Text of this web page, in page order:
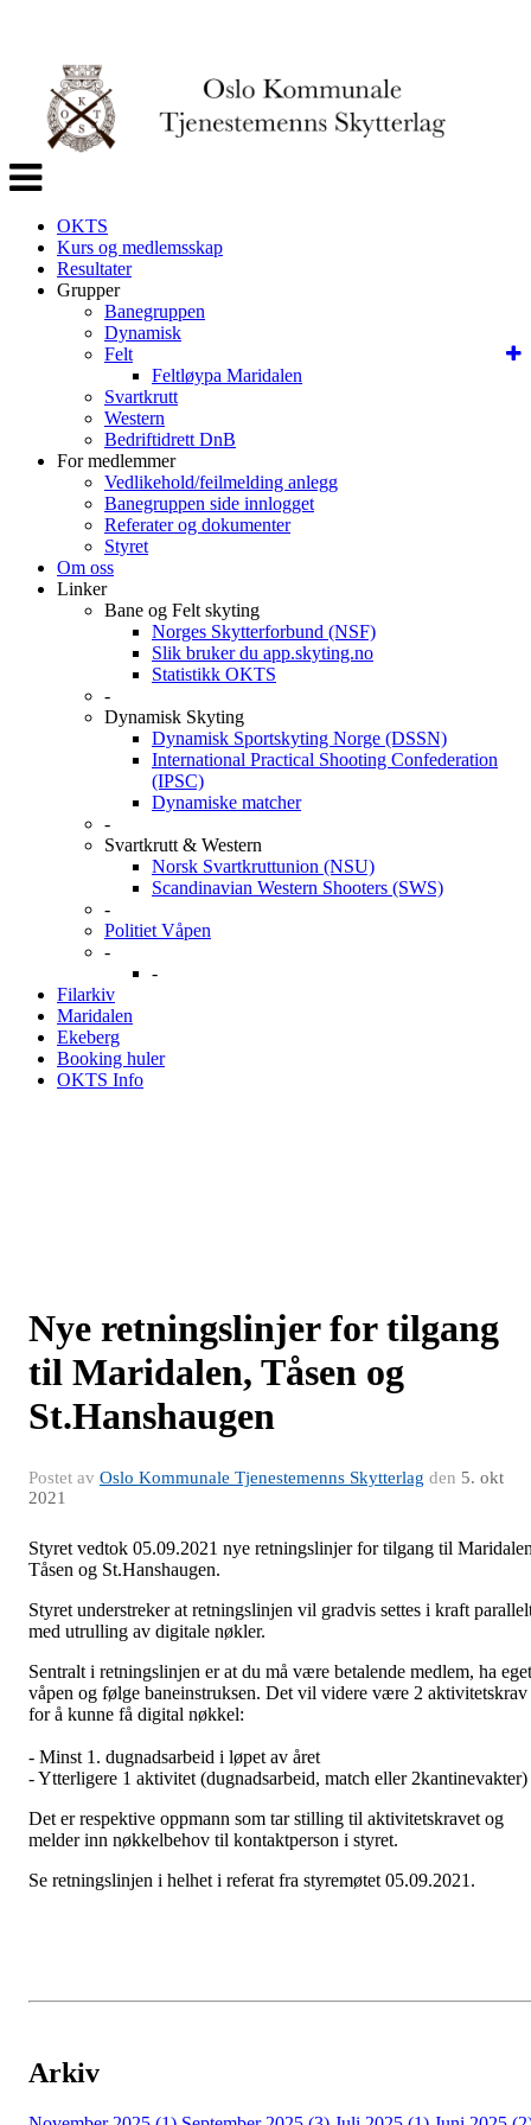
Veksle
navigasjon
OKTS
Kurs og medlemsskap
Resultater
Grupper
Banegruppen
Dynamisk
Felt
Feltløypa Maridalen
Svartkrutt
Western
Bedriftidrett DnB
For medlemmer
Vedlikehold/feilmelding anlegg
Banegruppen side innlogget
Referater og dokumenter
Styret
Om oss
Linker
Bane og Felt skyting
Norges Skytterforbund (NSF)
Slik bruker du app.skyting.no
Statistikk OKTS
-
Dynamisk Skyting
Dynamisk Sportskyting Norge (DSSN)
International Practical Shooting Confederation
(IPSC)
Dynamiske matcher
-
Svartkrutt & Western
Norsk Svartkruttunion (NSU)
Scandinavian Western Shooters (SWS)
-
Politiet Våpen
-
-
Filarkiv
Maridalen
Ekeberg
Booking huler
OKTS Info
Nye retningslinjer for tilgang
til Maridalen, Tåsen og
St.Hanshaugen
Postet av Oslo Kommunale Tjenestemenns Skytterlag den 5. okt
2021
Styret vedtok 05.09.2021 nye retningslinjer for tilgang til
Tåsen og St.Hanshaugen.
Styret understreker at retningslinjen vil gradvis settes i kraft
med utrulling av digitale nøkler.
Sentralt i retningslinjen er at du må være betalende medlem, ha eget
våpen og følge baneinstruksen. Det vil videre være 2 aktivitetskrav
for å kunne få digital nøkkel:
- Minst 1. dugnadsarbeid i løpet av året
- Ytterligere 1 aktivitet (dugnadsarbeid, match eller 2kantinevakter)
Det er respektive oppmann som tar stilling til aktivitetskravet og
melder inn nøkkelbehov til kontaktperson i styret.
Se retningslinjen i helhet i referat fra styremøtet 05.09.2021.
Arkiv